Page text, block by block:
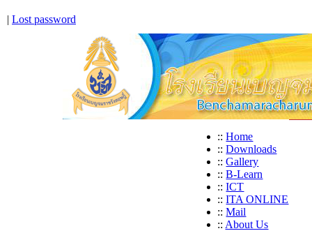
| Lost password
:: Home
:: Downloads
:: Gallery
:: B-Learn
:: ICT
:: ITA ONLINE
:: Mail
:: About Us